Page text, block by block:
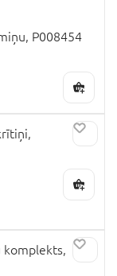
P008454
komplekts,